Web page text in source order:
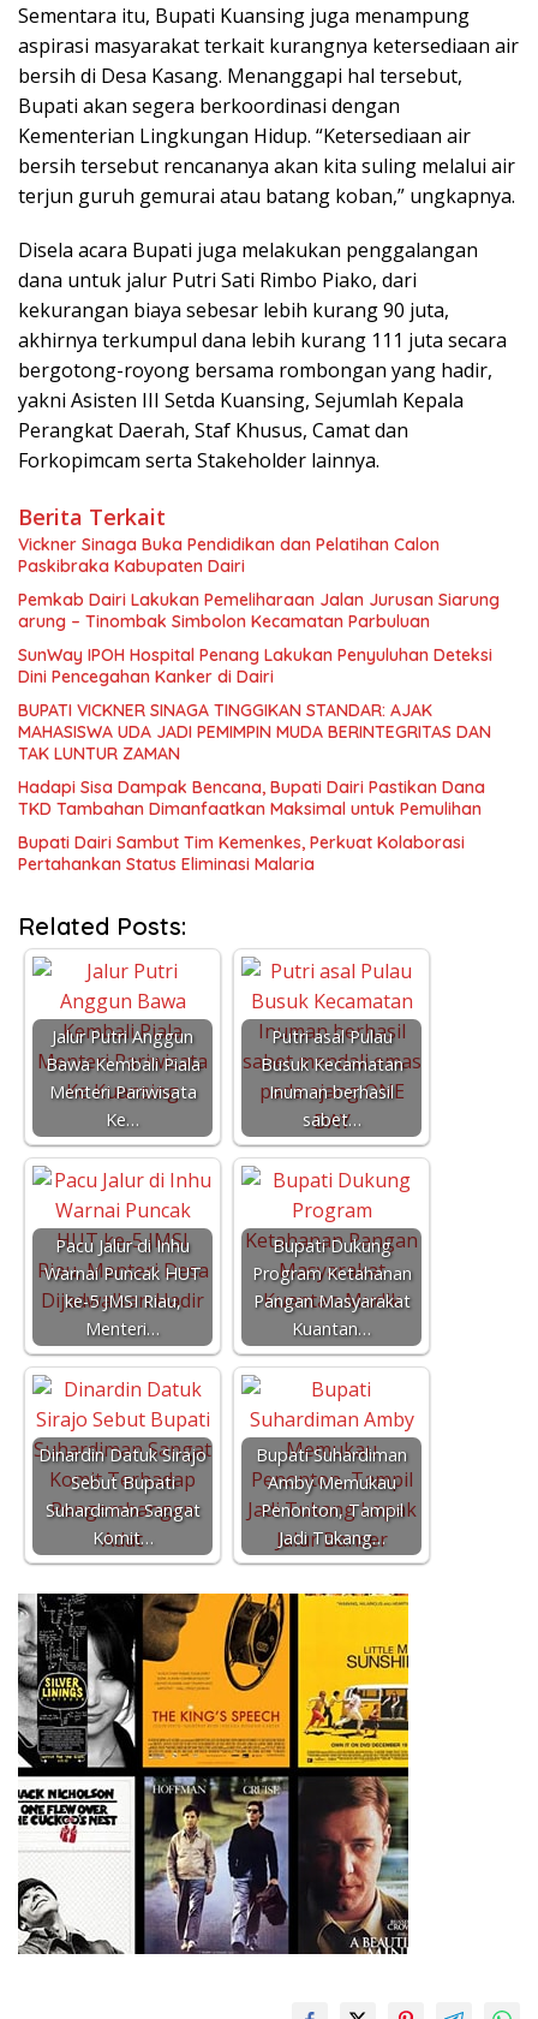
Sementara itu, Bupati Kuansing juga menampung
aspirasi masyarakat terkait kurangnya ketersediaan air
bersih di Desa Kasang. Menanggapi hal tersebut,
Bupati akan segera berkoordinasi dengan
Kementerian Lingkungan Hidup. “Ketersediaan air
bersih tersebut rencananya akan kita suling melalui air
terjun guruh gemurai atau batang koban,” ungkapnya.
Disela acara Bupati juga melakukan penggalangan
dana untuk jalur Putri Sati Rimbo Piako, dari
kekurangan biaya sebesar lebih kurang 90 juta,
akhirnya terkumpul dana lebih kurang 111 juta secara
bergotong-royong bersama rombongan yang hadir,
yakni Asisten III Setda Kuansing, Sejumlah Kepala
Perangkat Daerah, Staf Khusus, Camat dan
Forkopimcam serta Stakeholder lainnya.
Berita Terkait
Vickner Sinaga Buka Pendidikan dan Pelatihan Calon
Paskibraka Kabupaten Dairi
Pemkab Dairi Lakukan Pemeliharaan Jalan Jurusan Siarung
arung – Tinombak Simbolon Kecamatan Parbuluan
SunWay IPOH Hospital Penang Lakukan Penyuluhan Deteksi
Dini Pencegahan Kanker di Dairi
BUPATI VICKNER SINAGA TINGGIKAN STANDAR: AJAK
MAHASISWA UDA JADI PEMIMPIN MUDA BERINTEGRITAS DAN
TAK LUNTUR ZAMAN
Hadapi Sisa Dampak Bencana, Bupati Dairi Pastikan Dana
TKD Tambahan Dimanfaatkan Maksimal untuk Pemulihan
Bupati Dairi Sambut Tim Kemenkes, Perkuat Kolaborasi
Pertahankan Status Eliminasi Malaria
Related Posts:
Jalur Putri Anggun
Bawa Kembali Piala
Menteri Pariwisata
Ke…
Putri asal Pulau
Busuk Kecamatan
Inuman berhasil
sabet…
Pacu Jalur di Inhu
Warnai Puncak HUT
ke-5 JMSI Riau,
Menteri…
Bupati Dukung
Program Ketahanan
Pangan Masyarakat
Kuantan…
Dinardin Datuk Sirajo
Sebut Bupati
Suhardiman Sangat
Komit…
Bupati Suhardiman
Amby Memukau
Penonton, Tampil
Jadi Tukang…